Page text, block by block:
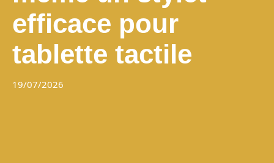
efficace pour
tablette tactile
19/07/2026